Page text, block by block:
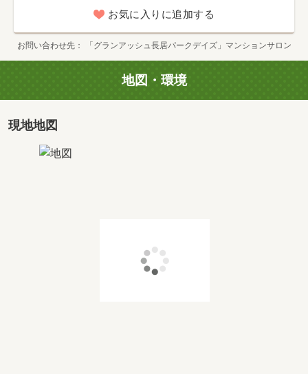
タイプ
A
専有面積
90.28m
お気に入りに追加する
お問い合わせ先 「グランアッシュ長居パークデイズ」マンションサロン
地図・環境
現地地図